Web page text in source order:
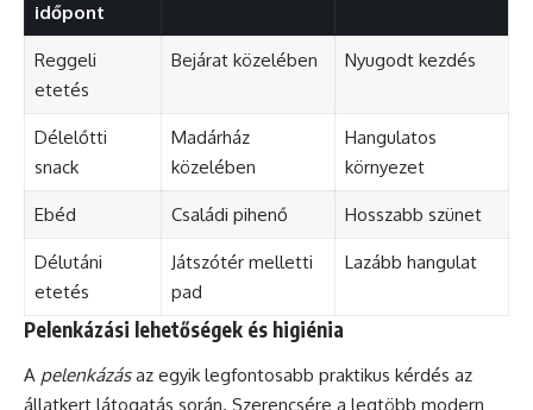
időpont
Reggeli
etetés
Bejárat közelében Nyugodt kezdés
Délelőtti
snack
Madárház
közelében
Hangulatos
környezet
Ebéd Családi pihenő Hosszabb szünet
Délutáni
etetés
Játszótér melletti
pad
Lazább hangulat
Pelenkázási lehetőségek és higiénia
A pelenkázásaz egyik legfontosabb praktikus kérdés az
állatkert látogatás során. Szerencsére a legtöbb modern